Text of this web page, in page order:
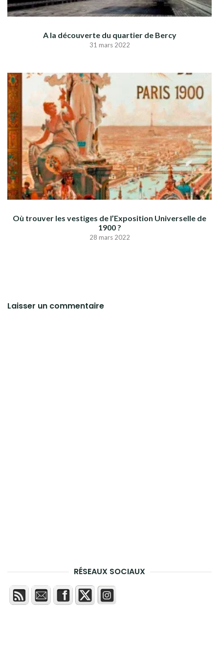
A la découverte du quartier de Bercy
31 mars 2022
Où trouver les vestiges de l’Exposition Universelle de
1900 ?
28 mars 2022
Laisser un commentaire
RÉSEAUX SOCIAUX